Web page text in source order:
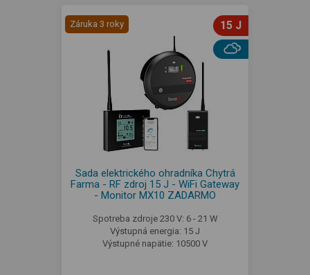
Záruka 3 roky 15 J
Sada elektrického ohradníka Chytrá
Farma - RF zdroj 15 J - WiFi Gateway
- Monitor MX10 ZADARMO
Spotreba zdroje 230 V: 6 - 21 W
Výstupná energia: 15 J
Výstupné napätie: 10500 V